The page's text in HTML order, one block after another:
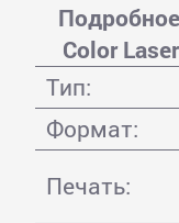
Color
Тип:
Формат:
Печать: